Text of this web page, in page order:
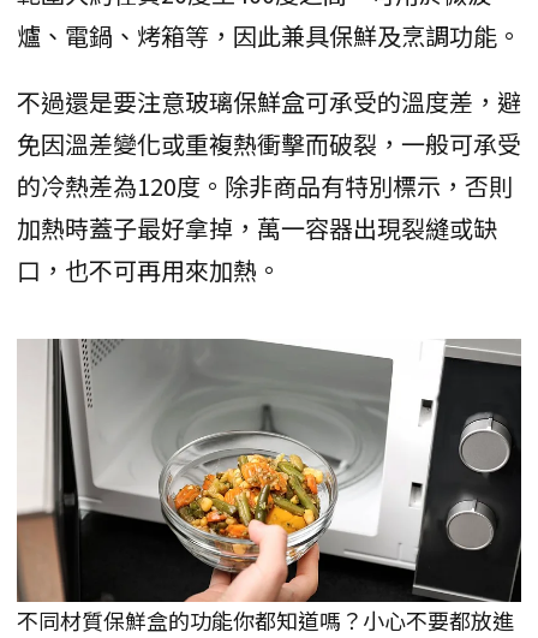
爐、電鍋、烤箱等，因此兼具保鮮及烹調功能。
不過還是要注意玻璃保鮮盒可承受的溫度差，避
免因溫差變化或重複熱衝擊而破裂，一般可承受
的冷熱差為120度。除非商品有特別標示，否則
加熱時蓋子最好拿掉，萬一容器出現裂縫或缺
口，也不可再用來加熱。
不同材質保鮮盒的功能你都知道嗎？小心不要都放進